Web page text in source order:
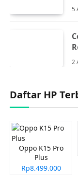
5
2
Daftar HP
Oppo K15 Pro
Plus
Rp8.499.000